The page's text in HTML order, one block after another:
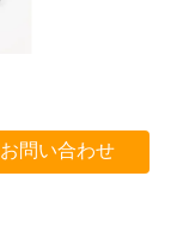
お問い合わせ